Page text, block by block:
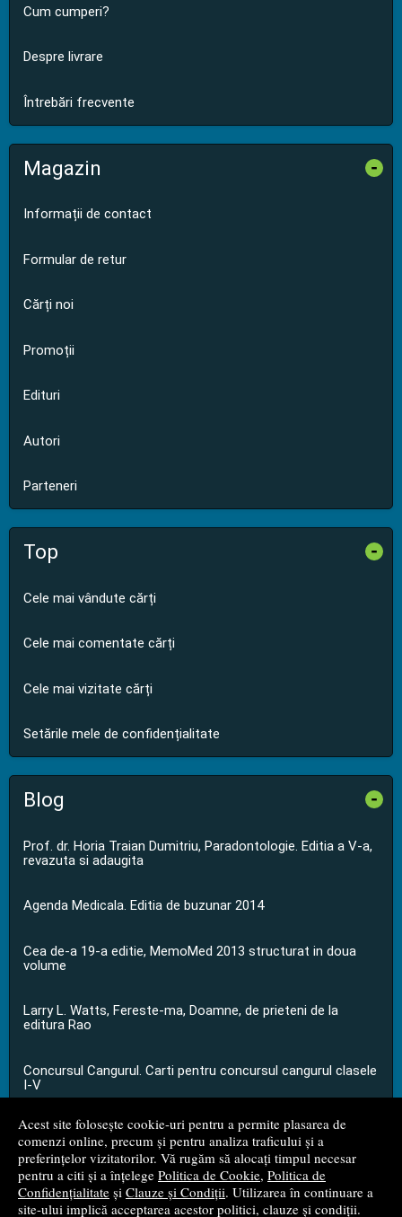
Acest site folosește cookie-uri pentru a permite plasarea de
comenzi online, precum și pentru analiza traficului și a
preferințelor vizitatorilor. Vă rugăm să alocați timpul necesar
pentru a citi și a înțelege Politica de Cookie, Politica de
Confidențialitate și Clauze și Condiții. Utilizarea în continuare a
site-ului implică acceptarea acestor politici, clauze și condiții.
Cum cumperi?
Despre livrare
Întrebări frecvente
Magazin -
Informații de contact
Formular de retur
Cărți noi
Promoții
Edituri
Autori
Parteneri
Top -
Cele mai vândute cărți
Cele mai comentate cărți
Cele mai vizitate cărți
Setările mele de confidențialitate
Blog -
Prof. dr. Horia Traian Dumitriu, Paradontologie. Editia a V-a,
revazuta si adaugita
Agenda Medicala. Editia de buzunar 2014
Cea de-a 19-a editie, MemoMed 2013 structurat in doua
volume
Larry L. Watts, Fereste-ma, Doamne, de prieteni de la
editura Rao
Concursul Cangurul. Carti pentru concursul cangurul clasele
I-V
...toate știrile
© 2008 - 2026S.C. M.G. Net Distribution S.R.L.
Magazin onlinecreat deVital Soft